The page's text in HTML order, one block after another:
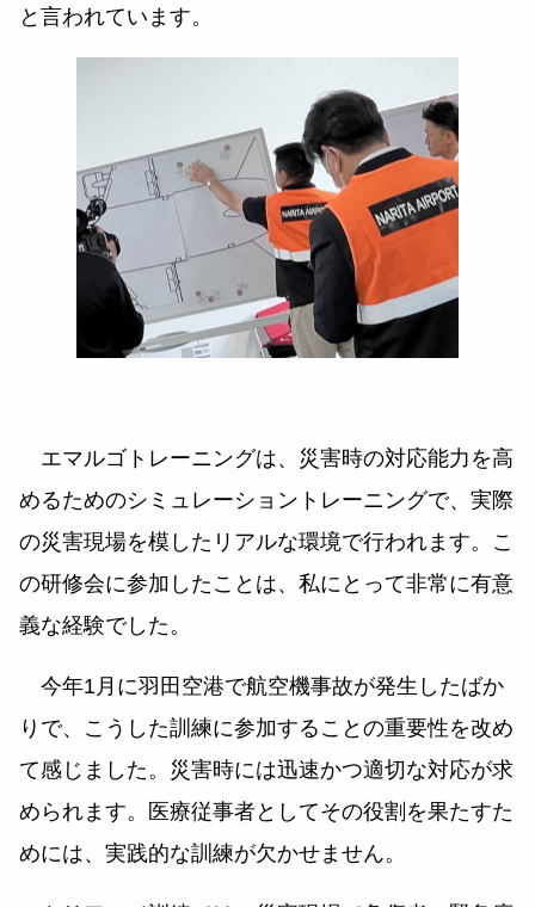
と言われています。
エマルゴトレーニングは、災害時の対応能力を高
めるためのシミュレーショントレーニングで、実際
の災害現場を模したリアルな環境で行われます。こ
の研修会に参加したことは、私にとって非常に有意
義な経験でした。
今年1月に羽田空港で航空機事故が発生したばか
りで、こうした訓練に参加することの重要性を改め
て感じました。災害時には迅速かつ適切な対応が求
められます。医療従事者としてその役割を果たすた
めには、実践的な訓練が欠かせません。